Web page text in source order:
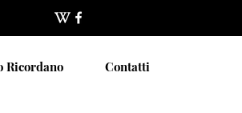
Ricordano Contatti